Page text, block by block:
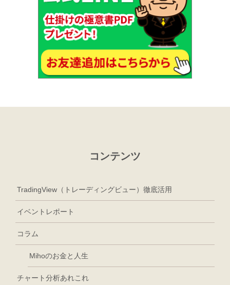
コンテンツ
TradingView（トレーディングビュー）徹底活用
イベントレポート
コラム
Mihoのお金と人生
チャート分析あれこれ